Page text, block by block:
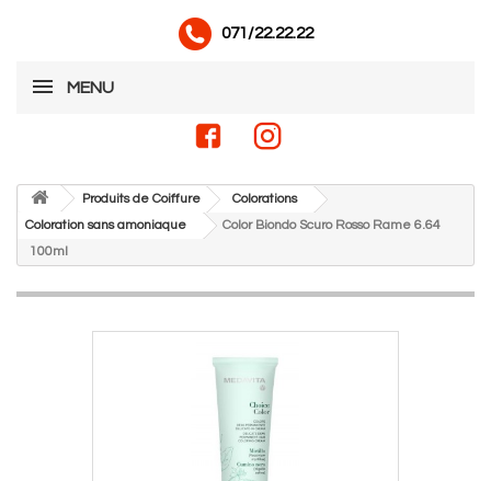
071/22.22.22
MENU
Produits de Coiffure
Colorations
Coloration sans amoniaque
Color Biondo Scuro Rosso Rame 6.64
100ml